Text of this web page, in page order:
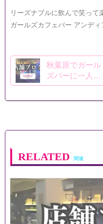
リーズナブルに飲んで笑って
ガールズカフェバー アンディ
秋葉原でガール
ズバーに一人で
行くならAnDia
RELATED